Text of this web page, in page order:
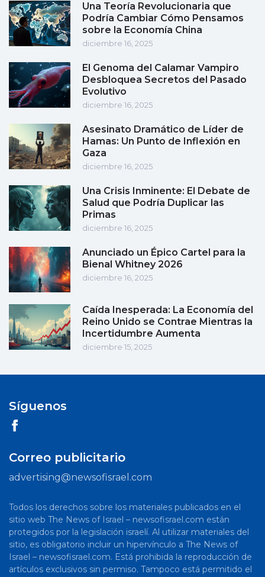
Una Teoría Revolucionaria que
Podría Cambiar Cómo Pensamos
sobre la Economía China
diciembre 16, 2025
El Genoma del Calamar Vampiro
Desbloquea Secretos del Pasado
Evolutivo
diciembre 16, 2025
Asesinato Dramático de Líder de
Hamas: Un Punto de Inflexión en
Gaza
diciembre 16, 2025
Una Crisis Inminente: El Debate de
Salud que Podría Duplicar las
Primas
diciembre 16, 2025
Anunciado un Épico Cartel para la
Bienal Whitney 2026
diciembre 16, 2025
Caída Inesperada: La Economía del
Reino Unido se Contrae Mientras la
Incertidumbre Aumenta
diciembre 15, 2025
Síguenos
Correo publicitario
advertising@newsofisrael.com
Todos los derechos sobre los materiales publicados en el
sitio web The News of Israel – newsofisrael.com están
protegidos por la legislación israelí. Al utilizar materiales del
sitio, es obligatorio incluir un hipervínculo a The News of
Israel – newsofisrael.com. Está prohibida la reproducción de
artículos exclusivos sin permiso. Tampoco está permitido el